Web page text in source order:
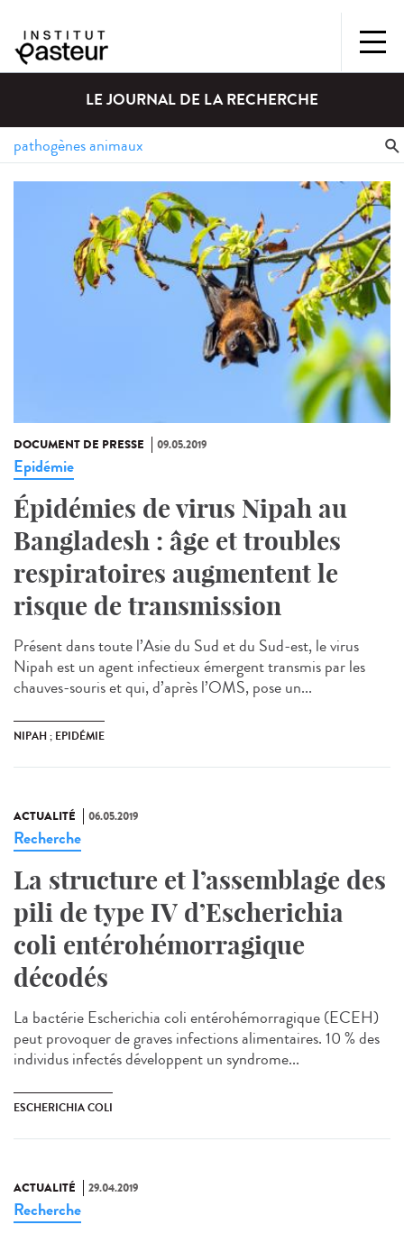
LE JOURNAL DE LA RECHERCHE
DOCUMENT DE PRESSE 09.05.2019
Epidémie
Épidémies de virus Nipah au
Bangladesh : âge et troubles
respiratoires augmentent le
risque de transmission
Présent dans toute l’Asie du Sud et du Sud-est, le virus
Nipah est un agent infectieux émergent transmis par les
chauves-souris et qui, d’après l’OMS, pose un...
NIPAH ; EPIDÉMIE
ACTUALITÉ 06.05.2019
Recherche
La structure et l’assemblage des
pili de type IV d’Escherichia
coli entérohémorragique
décodés
La bactérie Escherichia coli entérohémorragique (ECEH)
peut provoquer de graves infections alimentaires. 10 % des
individus infectés développent un syndrome...
ESCHERICHIA COLI
ACTUALITÉ 29.04.2019
Recherche